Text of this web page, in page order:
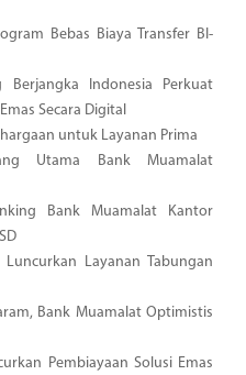
Bebas Biaya Transfer BI-
Indonesia Perkuat
Secara Digital
untuk Layanan Prima
Utama Bank Muamalat
Bank Muamalat Kantor
Layanan Tabungan
Bank Muamalat Optimistis
Pembiayaan Solusi Emas